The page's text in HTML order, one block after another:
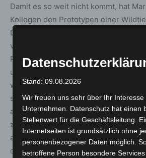
Damit es so weit nicht kommt, hat
Kollegen den Prototypen einer
Diesen hat sie unter anderem bei der
vorgestellt, wo sie umgehend
Projekt gefunden hat, die
und zu erproben. „Für uns ist es
werden die Tränken von den
so Marnetté. Damit sie dieses
auch wichtig, sie frühzeitig, das heißt
zeitlichen Vorlauf zur nächsten
anzubieten. „Auch Tiere haben ihre
deshalb ist es wichtig, dass sie sich
Stand: 09.08.2026
Wir freuen uns sehr über Ihr Interesse
Unternehmen. Datenschutz hat einen
Stellenwert für die Geschäftsleitung.
Internetseiten ist grundsätzlich ohne
personenbezogener Daten möglich.
betroffene Person besondere